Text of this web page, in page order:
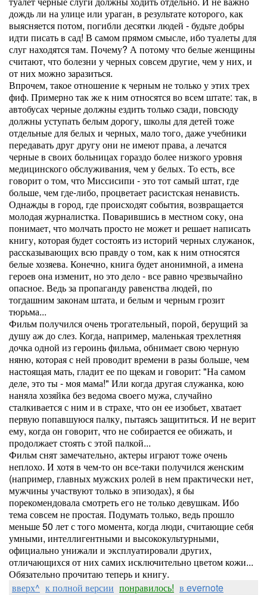
дождь ли на улице или ураган, в результате которого, как
выясняется потом, погибли десятки людей - будьте добры
идти писать в сад! В самом прямом смысле, ибо туалеты для
слуг находятся там. Почему? А потому что белые женщины
считают, что болезни у черных совсем другие, чем у них, и
от них можно заразиться.
Впрочем, такое отношение к черным не только у этих трех
фиф. Примерно так же к ним относятся во всем штате: так, в
автобусах черные должны ездить только сзади, повсюду
должны уступать белым дорогу, школы для детей тоже
отдельные для белых и черных, мало того, даже учебники
передавать друг другу они не имеют права, а лечатся
черные в своих больницах гораздо более низкого уровня
медицинского обслуживания, чем у белых. То есть, все
говорит о том, что Миссисипи - это тот самый штат, где
больше, чем где-либо, процветает расистская ненависть.
Однажды в город, где происходят события, возвращается
молодая журналистка. Поварившись в местном соку, она
понимает, что молчать просто не может и решает написать
книгу, которая будет состоять из историй черных служанок,
рассказывающих всю правду о том, как к ним относятся
белые хозяева. Конечно, книга будет анонимной, а имена
героев она изменит, но это дело - все равно чрезвычайно
опасное. Ведь за пропаганду равенства людей, по
тогдашним законам штата, и белым и черным грозит
тюрьма...
Фильм получился очень трогательный, порой, берущий за
душу аж до слез. Когда, например, маленькая трехлетняя
дочка одной из героинь фильма, обнимает свою черную
няню, которая с ней проводит времени в разы больше, чем
настоящая мать, гладит ее по щекам и говорит: "На самом
деле, это ты - моя мама!" Или когда другая служанка, кою
наняла хозяйка без ведома своего мужа, случайно
сталкивается с ним и в страхе, что он ее изобьет, хватает
первую попавшуюся палку, пытаясь защититься. И не верит
ему, когда он говорит, что не собирается ее обижать, и
продолжает стоять с этой палкой...
Фильм снят замечательно, актеры играют тоже очень
неплохо. И хотя в чем-то он все-таки получился женским
(например, главных мужских ролей в нем практически нет,
мужчины участвуют только в эпизодах), я бы
порекомендовала смотреть его не только девушкам. Ибо
тема совсем не простая. Подумать только, ведь прошло
меньше 50 лет с того момента, когда люди, считающие себя
умными, интеллигентными и высококультурными,
официально унижали и эксплуатировали других,
отличающихся от них самих исключительно цветом кожи...
Обязательно прочитаю теперь и книгу.
вверх^ к полной версии понравилось! в evernote